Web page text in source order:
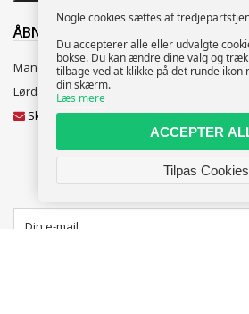
ÅBNINGSTIDER:
Mandag til Fredag 10:00 til 18:00
Lørdag og Søndag 10:00 til 16:00
Skriv til vores kundeservice
Nogle cookies sættes af
Du accepterer alle eller udvalgte
bokse. Du kan ændre dine valg og
tilbage ved at klikke på det runde ikon
din skærm.
Læs mere
ACCEPTER
Tilpas Cookies